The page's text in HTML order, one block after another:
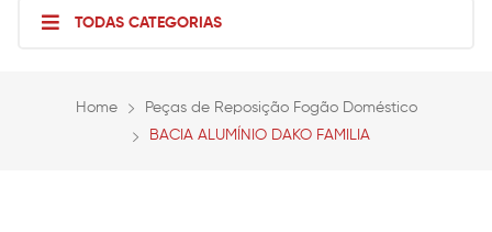
TODAS CATEGORIAS
Home
Peças de Reposição Fogão Doméstico
BACIA ALUMÍNIO DAKO FAMILIA